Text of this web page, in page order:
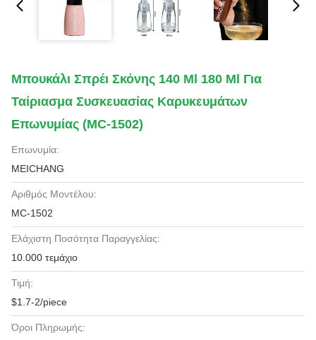
Μπουκάλι Σπρέι Σκόνης 140 Ml 180 Ml Για
Ταίριασμα Συσκευασίας Καρυκευμάτων
Επωνυμίας (MC-1502)
Επωνυμία:
MEICHANG
Αριθμός Μοντέλου:
MC-1502
Ελάχιστη Ποσότητα Παραγγελίας:
10.000 τεμάχιο
Τιμή:
$1.7-2/piece
Όροι Πληρωμής: